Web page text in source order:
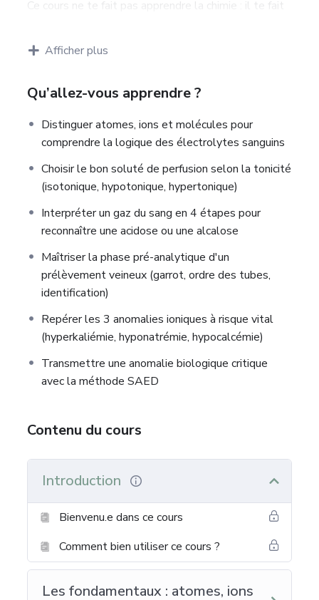
Ce cours ne te fait pas apprendre la chimie : il te fait
passer d’étudiant.e qui subit un ionogramme à
soignant.e qui l’interprète. Tu vas savoir pourquoi on
sang raconte sur ton patient, et comment ton garrot
Chaque leçon est courte, concrète, et rattachée à
une action de stage. Zéro théorie hors-sol, zéro
jargon lâché sans analogie. À la fin, tu auras la
compétence que ton jury de DEI attend :lire des
Afficher plus
Qu’allez-vous apprendre ?
Distinguer atomes, ions et molécules pour
comprendre la logique des électrolytes sanguins
Choisir le bon soluté de perfusion selon la tonicité
(isotonique, hypotonique, hypertonique)
Interpréter un gaz du sang en 4 étapes pour
reconnaître une acidose ou une alcalose
Maîtriser la phase pré-analytique d'un
prélèvement veineux (garrot, ordre des tubes,
identification)
Repérer les 3 anomalies ioniques à risque vital
(hyperkaliémie, hyponatrémie, hypocalcémie)
Transmettre une anomalie biologique critique
avec la méthode SAED
Contenu du cours
Introduction
Bienvenu.e dans ce cours
Comment bien utiliser ce cours ?
Les fondamentaux : atomes, ions